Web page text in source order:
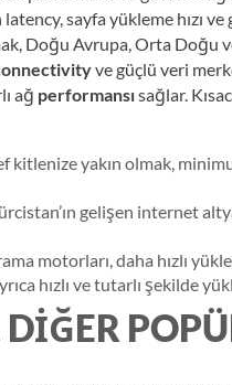
sayfa yükleme hızı
Doğu Avrupa, Orta Doğu
ve güçlü veri
ağ performansısağlar.
kitlenize yakın olmak,
gelişen internet
motorları, daha hızlı
hızlı ve tutarlı şekilde